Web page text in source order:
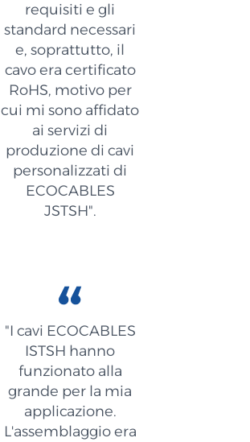
requisiti e gli
standard necessari
e, soprattutto, il
cavo era certificato
RoHS, motivo per
cui mi sono affidato
ai servizi di
produzione di cavi
personalizzati di
ECOCABLES
JSTSH".
"I cavi ECOCABLES
ISTSH hanno
funzionato alla
grande per la mia
applicazione.
L'assemblaggio era